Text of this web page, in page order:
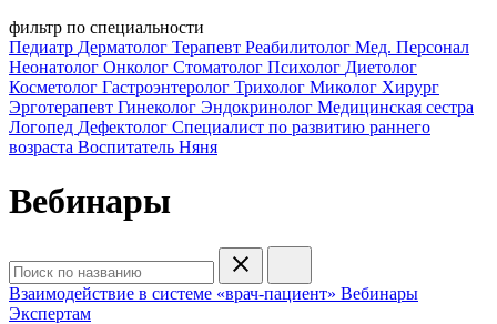
фильтр по специальности
Педиатр Дерматолог Терапевт Реабилитолог Мед. Персонал
Неонатолог Онколог Стоматолог Психолог Диетолог
Косметолог Гастроэнтеролог Трихолог Миколог Хирург
Эрготерапевт Гинеколог Эндокринолог Медицинская сестра
Логопед Дефектолог Специалист по развитию раннего
возраста Воспитатель Няня
Вебинары
Взаимодействие в системе «врач-пациент» Вебинары
Экспертам